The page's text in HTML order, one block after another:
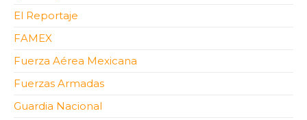
El Reportaje
FAMEX
Fuerza Aérea Mexicana
Fuerzas Armadas
Guardia Nacional